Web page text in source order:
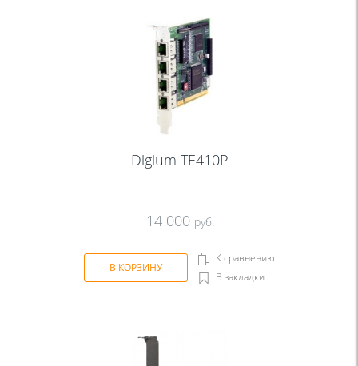
Digium TE410P
14 000 руб.
В КОРЗИНУ
К сравнению
В закладки